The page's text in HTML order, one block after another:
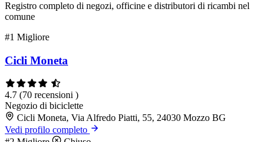
Registro completo di negozi, officine e distributori di ricambi nel
comune
#1 Migliore
Cicli Moneta
4.7 (70 recensioni )
Negozio di biciclette
Cicli Moneta, Via Alfredo Piatti, 55, 24030 Mozzo BG
Vedi profilo completo